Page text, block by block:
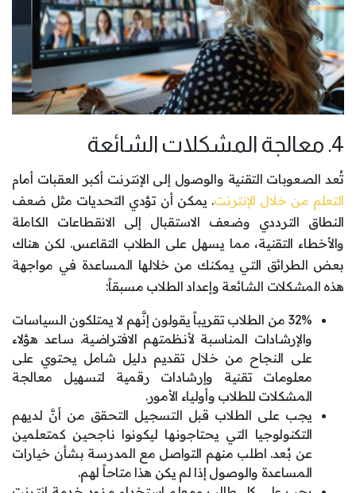
4. معالجة المشكلات الشائعة
تُعد الصعوبات التقنية والوصول إلى الإنترنت أكبر العقبات أمام
التعلم من خلال الإنترنت. يمكن أن تؤدي التحديات مثل ضعف
النطاق الترددي وضعف الاستقبال إلى الانقطاعات الكاملة
والأخطاء التقنية، مما يسهل على الطلاب التقاعس. لكن هناك
بعض الطرائق التي يمكنك من خلالها المساعدة في مواجهة
هذه المشكلات الشائعة وإعداد الطلاب مسبقاً:
32% من الطلاب تقريباً يقولون إنَّهم لا يمتلكون السياسات
والإرشادات المناسبة لأنظمتهم الافتراضية. ساعد هؤلاء
على النجاح من خلال تقديم دليل شامل يحتوي على
معلومات تقنية وإرشادات رقمية لتسهيل معالجة
المشكلات للطلاب وأولياء الأمور.
يجب على الطلاب قبل التسجيل التحقق من أنَّ لديهم
التكنولوجيا التي يحتاجونها ليكونوا ناجحين كمتعلمين
عن بُعد. اطلب منهم التواصل مع المدرسة بشأن خيارات
المساعدة والوصول إذا لم يكن هذا متاحاً لهم.